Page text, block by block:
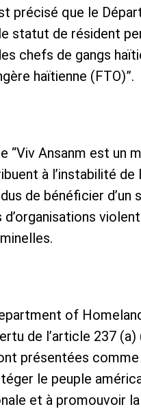
précisé que le
statut de résident
chefs de gangs
haïtienne (FTO)”.
“Viv Ansanm est un
à l’instabilité de
de bénéficier
of
de l’article 237
présentées comme
le peuple
et à promouvoir